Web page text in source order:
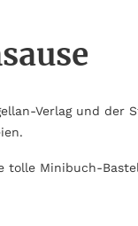
Verlag und der
tolle Minibuch-